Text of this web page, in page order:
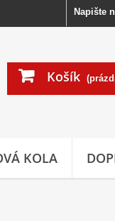
Napište
Košík
KOLA